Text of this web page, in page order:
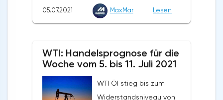
einer gewissen Anfälligkeit des Dollars in
langfristige Potenzial von Gold bleibt
bestehen, auch trotz des aktuell niedrigen
Preisniveaus. Die Staatsausgaben und die
globale Verschuldung werden die
05.07.2021 MaxMar Lesen
WTI: Handelsprognose für die
Woche vom 5. bis 11. Juli 2021
WTI Öl stieg bis zum
Widerstandsniveau von